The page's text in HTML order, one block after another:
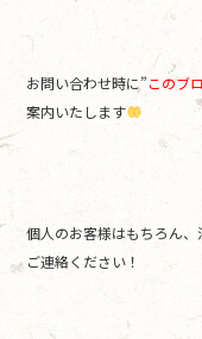
お問い合わせ時に”このブ
案内いたします
個人のお客様はもちろん
ご連絡ください！